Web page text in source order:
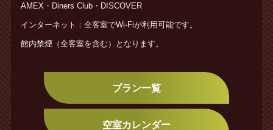
AMEX・Diners Club・DISCOVER
インターネット：全客室でWi-Fiが利用可能です。
館内禁煙（全客室を含む）となります。
プラン一覧
空室カレンダー